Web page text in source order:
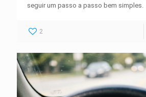
seguir um passo a passo bem simples.
2